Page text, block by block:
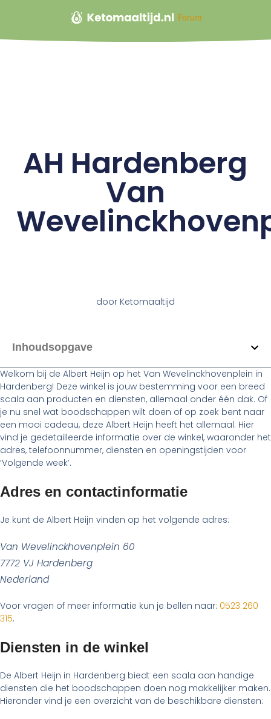
Forum
AH Hardenberg
Van
doorKetomaaltijd
Inhoudsopgave
Welkom bij de Albert Heijn op het Van Wevelinckhovenplein in
Hardenberg! Deze winkel is jouw bestemming voor een breed
scala aan producten en diensten, allemaal onder één dak. Of
je nu snel wat boodschappen wilt doen of op zoek bent naar
een mooi cadeau, deze Albert Heijn heeft het allemaal. Hier
vind je gedetailleerde informatie over de winkel, waaronder het
adres, telefoonnummer, diensten en openingstijden voor
‘Volgende week’.
Adres en contactinformatie
Je kunt de Albert Heijn vinden op het volgende adres:
Van Wevelinckhovenplein 60
7772 VJ Hardenberg
Nederland
Voor vragen of meer informatie kun je bellen naar: 0523 260
315.
Diensten in de winkel
De Albert Heijn in Hardenberg biedt een scala aan handige
diensten die het boodschappen doen nog makkelijker maken.
Hieronder vind je een overzicht van de beschikbare diensten: